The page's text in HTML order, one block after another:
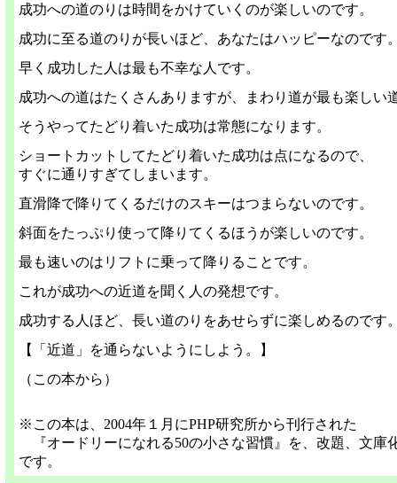
成功への道のりは時間をかけていくのが楽しいのです。
成功に至る道のりが長いほど、あなたはハッピーなのです
早く成功した人は最も不幸な人です。
成功への道はたくさんありますが、まわり道が最も楽しい
そうやってたどり着いた成功は常態になります。
ショートカットしてたどり着いた成功は点になるので、
すぐに通りすぎてしまいます。
直滑降で降りてくるだけのスキーはつまらないのです。
斜面をたっぷり使って降りてくるほうが楽しいのです。
最も速いのはリフトに乗って降りることです。
これが成功への近道を聞く人の発想です。
成功する人ほど、長い道のりをあせらずに楽しめるのです
【「近道」を通らないようにしよう。】
（この本から）
※この本は、2004年１月にPHP研究所から刊行された
『オードリーになれる50の小さな習慣』を、改題、文庫
です。